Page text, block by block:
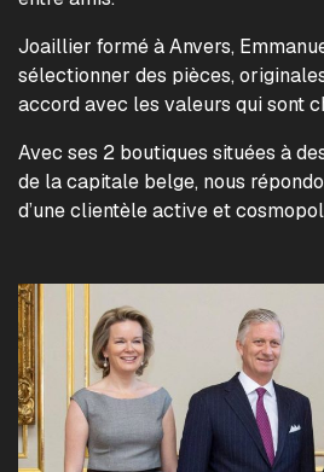
Joaillier formé à Anvers,
sélectionner des pièces,
accord avec les valeurs qui sont
Avec ses 2 boutiques situées à
de la capitale belge, nous
d’une clientèle active et